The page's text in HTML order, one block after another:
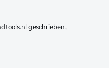
geschrieben,